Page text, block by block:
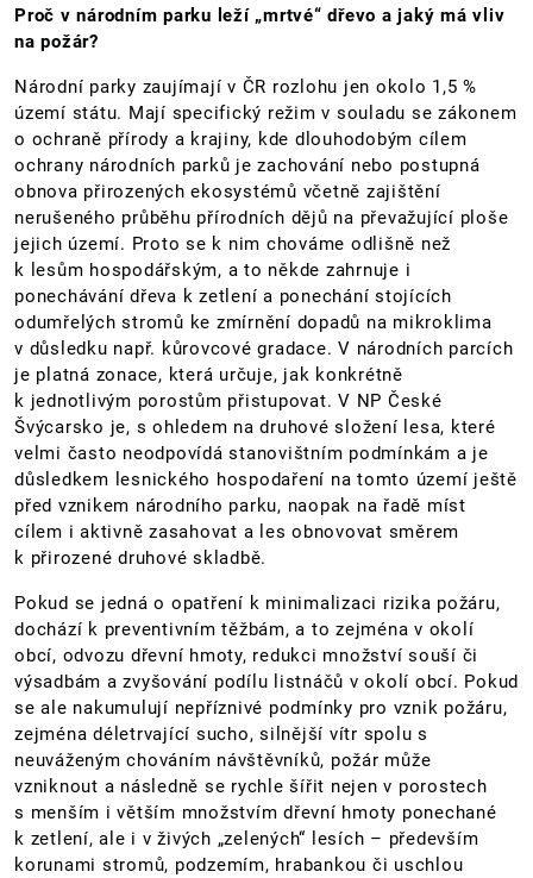
Proč v národním parku leží „mrtvé“ dřevo a jaký má vliv
na požár?
Národní parky zaujímají v ČR rozlohu jen okolo 1,5 %
území státu. Mají specifický režim v souladu se zákonem
o ochraně přírody a krajiny, kde dlouhodobým cílem
ochrany národních parků je zachování nebo postupná
obnova přirozených ekosystémů včetně zajištění
nerušeného průběhu přírodních dějů na převažující ploše
jejich území. Proto se k nim chováme odlišně než
k lesům hospodářským, a to někde zahrnuje i
ponechávání dřeva k zetlení a ponechání stojících
odumřelých stromů ke zmírnění dopadů na mikroklima
v důsledku např. kůrovcové gradace. V národních parcích
je platná zonace, která určuje, jak konkrétně
k jednotlivým porostům přistupovat. V NP České
Švýcarsko je, s ohledem na druhové složení lesa, které
velmi často neodpovídá stanovištním podmínkám a je
důsledkem lesnického hospodaření na tomto území ještě
před vznikem národního parku, naopak na řadě míst
cílem i aktivně zasahovat a les obnovovat směrem
k přirozené druhové skladbě.
Pokud se jedná o opatření k minimalizaci rizika požáru,
dochází k preventivním těžbám, a to zejména v okolí
obcí, odvozu dřevní hmoty, redukci množství souší či
výsadbám a zvyšování podílu listnáčů v okolí obcí. Pokud
se ale nakumulují nepříznivé podmínky pro vznik požáru,
zejména déletrvající sucho, silnější vítr spolu s
neuváženým chováním návštěvníků, požár může
vzniknout a následně se rychle šířit nejen v porostech
s menším i větším množstvím dřevní hmoty ponechané
k zetlení, ale i v živých „zelených“ lesích – především
korunami stromů, podzemím, hrabankou či uschlou